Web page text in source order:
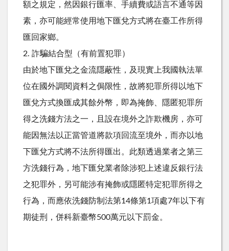
額之規定，然因銀行匯率、手續費或語言不通等因
素，亦可能經常使用地下匯兌方式將在臺工作所得
匯回家鄉。
2. 詐騙結合型（有前置犯罪）
由於地下匯兌之金流隱蔽性，及現實上我國執法單
位在國外調閱資料之侷限性，故將犯罪所得以地下
匯兌方式換匯成其餘外幣，即為掩飾、隱匿犯罪所
得之洗錢方法之一，且設在境外之詐欺機房，亦可
能因無法以正當管道將款項回流至境外，而亦以地
下匯兌方式將不法所得匯出。此類透過業者之第三
方洗錢行為，地下匯兌業者除涉犯上述違反銀行法
之犯罪外，另可能涉有掩飾或隱匿特定犯罪所得之
行為，而應依洗錢防制法第14條第1項處7年以下有
期徒刑，併科新臺幣500萬元以下罰金。